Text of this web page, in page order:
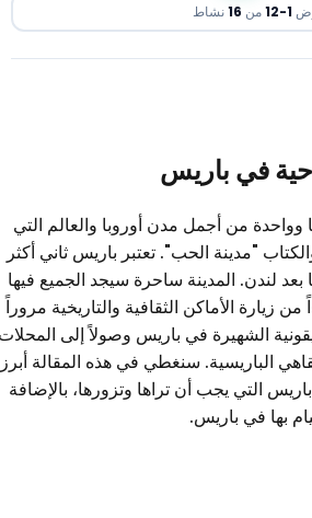
-
12من16نشاط
في باريس
من أجمل مدن أوروبا والعالم التي
"مدينة الحب". تعتبر باريس ثاني أكثر
لندن. المدينة ساحرة سيجد الجميع فيها
زيارة الأماكن الثقافية والتاريخية مروراً
الشهيرة في باريس وصولاً إلى المحلات
الباريسية. سنغطي في هذه المقالة أبرز
التي يجب أن تراها وتزورها، بالإضافة
بها في باريس.